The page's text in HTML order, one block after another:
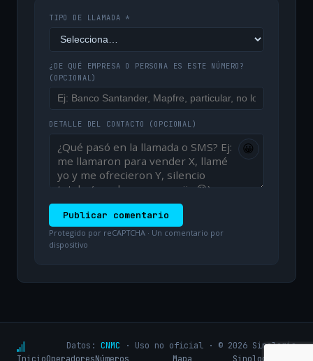
TIPO DE LLAMADA *
¿DE QUÉ EMPRESA O PERSONA ES ESTE NÚMERO?
(OPCIONAL)
DETALLE DEL CONTACTO (OPCIONAL)
😀
Publicar comentario
Protegido por reCAPTCHA · Un comentario por
dispositivo
Datos: CNMC · Uso no oficial · © 2026 Sinologic